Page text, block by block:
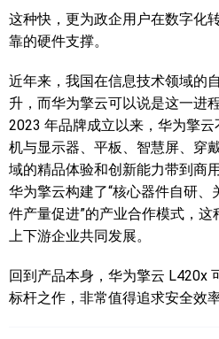
这种快，更为政企用户在数字化
近年来，我国在信息技术领域的
升，而华为擎云可以说是这一进
2023 年品牌成立以来，华为擎
机与显示器、平板、智慧屏、穿
域的精品体验和创新能力带到商
华为擎云构建了“核心器件自研
件产量促进”的产业合作模式，‏这种强大的产业带动力，带动
上下游企业共同发展。
回到产品本身，华为擎云 L420x
标杆之作，非常值得追求安全效